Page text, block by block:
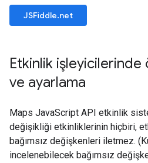
JSFiddle.net
Etkinlik işleyicilerinde
ve ayarlama
Maps JavaScript API etkinlik
değişikliği etkinliklerinin hiçbiri,
bağımsız değişkenleri iletmez.
incelenebilecek bağımsız